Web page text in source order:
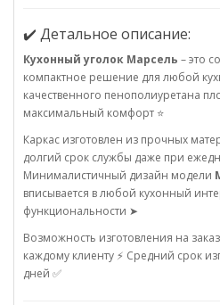
✔️ Детальное описание:
Кухонный уголок Марсель – это
компактное решение для любой
качественного пенополиуретана
максимальный комфорт ⭐
Каркас изготовлен из прочных
долгий срок службы даже при
Минималистичный дизайн модели
вписывается в любой кухонный
функциональности ➤
Возможность изготовления на
каждому клиенту ⚡ Средний срок
дней ✅